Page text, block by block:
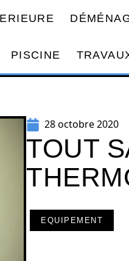
PISCINE
28 octobre 2020
TOUT
EQUIPEMENT